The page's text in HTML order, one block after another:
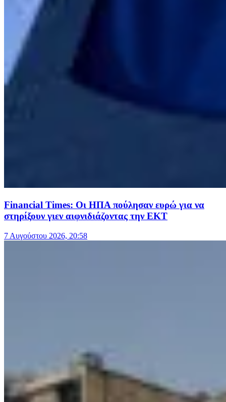
Financial Times: Οι ΗΠΑ πούλησαν ευρώ για να
στηρίξουν γιεν αιφνιδιάζοντας την ΕΚΤ
7 Αυγούστου 2026, 20:58